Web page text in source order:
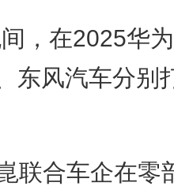
，在2025华
东风汽车分别
联合车企在零